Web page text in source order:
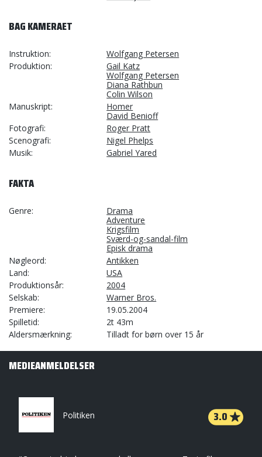
BAG KAMERAET
Instruktion
Wolfgang Petersen
Produktion
Gail Katz
Wolfgang Petersen
Diana Rathbun
Colin Wilson
Manuskript
Homer
David Benioff
Fotografi
Roger Pratt
Scenografi
Nigel Phelps
Musik
Gabriel Yared
FAKTA
Genre
Drama
Adventure
Krigsfilm
Sværd-og-sandal-film
Episk drama
Nøgleord
Antikken
Land
USA
Produktionsår
2004
Selskab
Warner Bros.
Premiere
19.05.2004
Spilletid
2t 43m
Aldersmærkning
Tilladt for børn over 15 år
MEDIEANMELDELSER
Politiken 3.0